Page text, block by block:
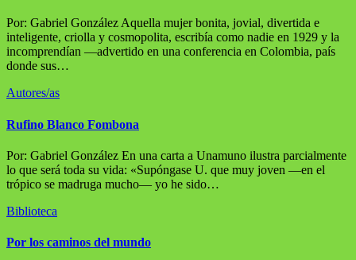
Por: Gabriel González Aquella mujer bonita, jovial, divertida e
inteligente, criolla y cosmopolita, escribía como nadie en 1929 y la
incomprendían —advertido en una conferencia en Colombia, país
donde sus…
Autores/as
Rufino Blanco Fombona
Por: Gabriel González En una carta a Unamuno ilustra parcialmente
lo que será toda su vida: «Supóngase U. que muy joven —en el
trópico se madruga mucho— yo he sido…
Biblioteca
Por los caminos del mundo